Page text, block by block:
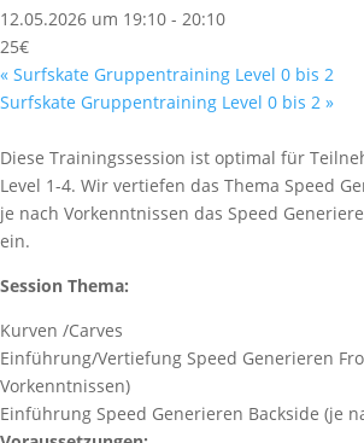
12.05.2026 um 19:10 - 20:10
25€
« Surfskate Gruppentraining Level 0 bis 2
Surfskate Gruppentraining Level 0 bis 2 »
Diese Trainingssession ist optimal für
Level 1-4. Wir vertiefen das Thema Speed
je nach Vorkenntnissen das Speed
ein.
Session Thema:
Kurven /Carves
Einführung/Vertiefung Speed Generieren
Vorkenntnissen)
Einführung Speed Generieren Backside (je